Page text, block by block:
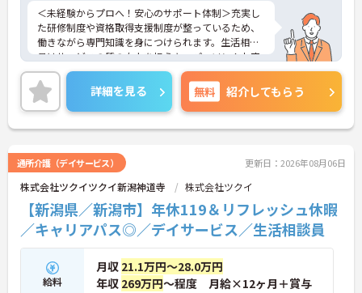
＜未経験からプロへ！安心のサポート体制＞充実し
た研修制度や資格取得支援制度が整っているため、
働きながら専門知識を身につけられます。生活相談
員はサービスの質の向上を担うキーパーソン！お客
様やご家族との関わりを通じて、自分自身の人間性
も磨いていけるやりがいのあるお仕事です。
＜夜勤なしでプライベートも充実！柔軟な働き方＞
勤務曜日は相談可能♪ライフスタイルに合わせた働
き方が可能です。産休・育休制度も整っており、長
詳細を見る 無料 紹介してもらう
通所介護（デイサービス） 更新日：2026年08月06日
株式会社ツクイツクイ新潟神道寺 株式会社ツクイ
【新潟県／新潟市】年休119＆リフレッシュ休暇
／キャリアパス◎／デイサービス／生活相談員
給料
月収 21.1万円～28.0万円
年収 269万円～程度 月給×12ヶ月＋賞与